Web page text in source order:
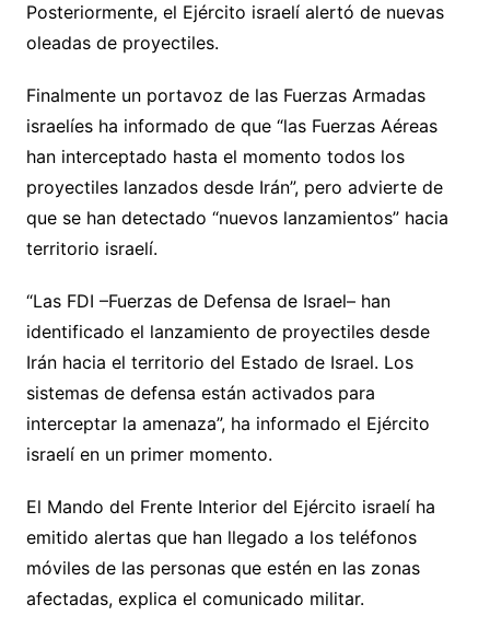
Posteriormente, el Ejército israelí alertó de nuevas
oleadas de proyectiles.
Finalmente un portavoz de las Fuerzas Armadas
israelíes ha informado de que “las Fuerzas Aéreas
han interceptado hasta el momento todos los
proyectiles lanzados desde Irán”, pero advierte de
que se han detectado “nuevos lanzamientos” hacia
territorio israelí.
“Las FDI –Fuerzas de Defensa de Israel– han
identificado el lanzamiento de proyectiles desde
Irán hacia el territorio del Estado de Israel. Los
sistemas de defensa están activados para
interceptar la amenaza”, ha informado el Ejército
israelí en un primer momento.
El Mando del Frente Interior del Ejército israelí ha
emitido alertas que han llegado a los teléfonos
móviles de las personas que estén en las zonas
afectadas, explica el comunicado militar.